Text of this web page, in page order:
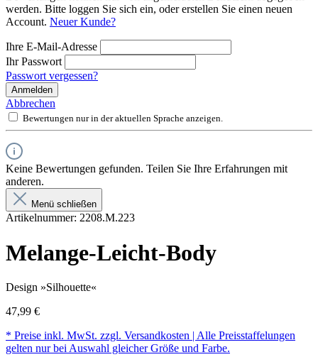
werden. Bitte loggen Sie sich ein, oder erstellen Sie einen neuen
Account. Neuer Kunde?
Ihre E-Mail-Adresse
Ihr Passwort
Passwort vergessen?
Anmelden
Abbrechen
Bewertungen nur in der aktuellen Sprache anzeigen.
Keine Bewertungen gefunden. Teilen Sie Ihre Erfahrungen mit
anderen.
Menü schließen
Artikelnummer: 2208.M.223
Melange-Leicht-Body
Design »Silhouette«
47,99 €
* Preise inkl. MwSt. zzgl. Versandkosten | Alle Preisstaffelungen
gelten nur bei Auswahl gleicher Größe und Farbe.